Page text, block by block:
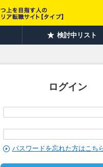
検討中リスト
ログイン
パスワードを忘れた方はこち